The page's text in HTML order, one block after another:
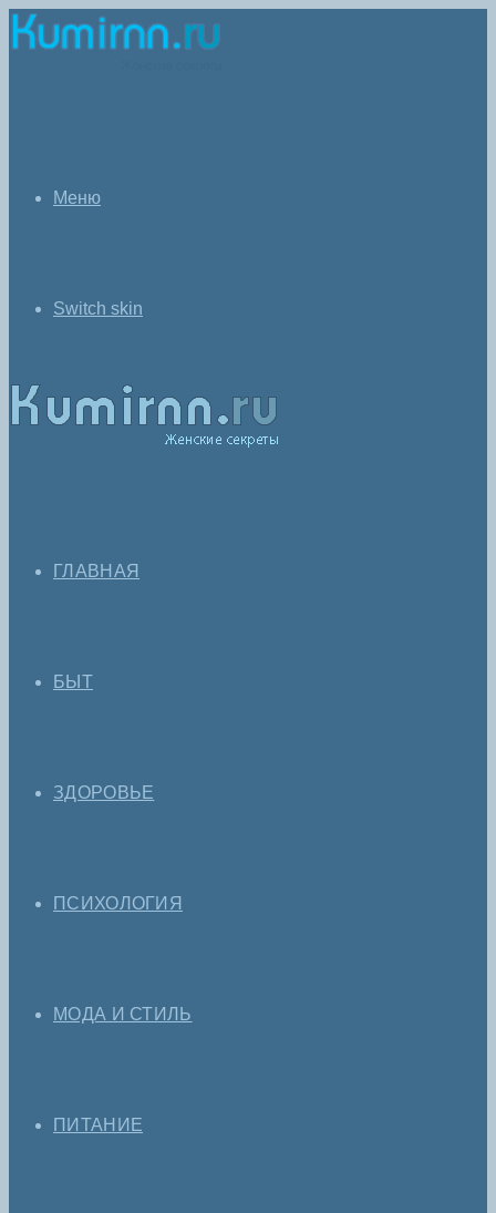
Меню
Switch skin
ГЛАВНАЯ
БЫТ
ЗДОРОВЬЕ
ПСИХОЛОГИЯ
МОДА И СТИЛЬ
ПИТАНИЕ